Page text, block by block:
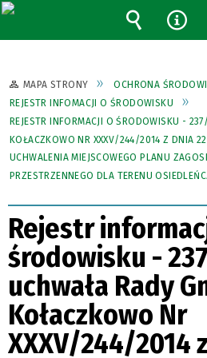
MAPA STRONY
OCHRONA
REJESTR INFOMACJI O ŚRODOWISKU
REJESTR INFORMACJI O ŚRODOWISKU -
KOŁACZKOWO NR XXXV/244/2014 Z DNIA
UCHWALENIA MIEJSCOWEGO PLANU
PRZESTRZENNEGO DLA TERENU
Rejestr
środowisku -
uchwała Rady
Kołaczkowo Nr
XXXV/244/2014